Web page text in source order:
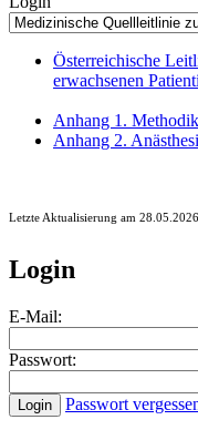
Österreichische
erwachsenen
Anhang 1. Methodik
Anhang 2.
Letzte Aktualisierung am 28.05.2026
Login
E-Mail:
Passwort:
Passwort